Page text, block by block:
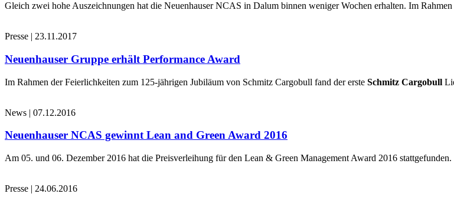
Gleich zwei hohe Auszeichnungen hat die Neuenhauser NCAS in Dalum binnen weniger Wochen erhalten. Im
Presse | 23.11.2017
Neuenhauser Gruppe erhält Performance Award
Im Rahmen der Feierlichkeiten zum 125-jährigen Jubiläum von Schmitz Cargobull fand der erste Schmitz Cargobull
News | 07.12.2016
Neuenhauser NCAS gewinnt Lean and Green Award 2016
Am 05. und 06. Dezember 2016 hat die Preisverleihung für den Lean & Green Management Award 2016
Presse | 24.06.2016